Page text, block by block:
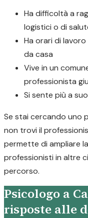
Ha difficoltà a
logistici o di
Ha orari di
da casa
Vive in un
professionista
Si sente più a
Se stai cercando uno
non trovi il
permette di ampliare
professionisti in altre
percorso.
Psicologo a
risposte alle